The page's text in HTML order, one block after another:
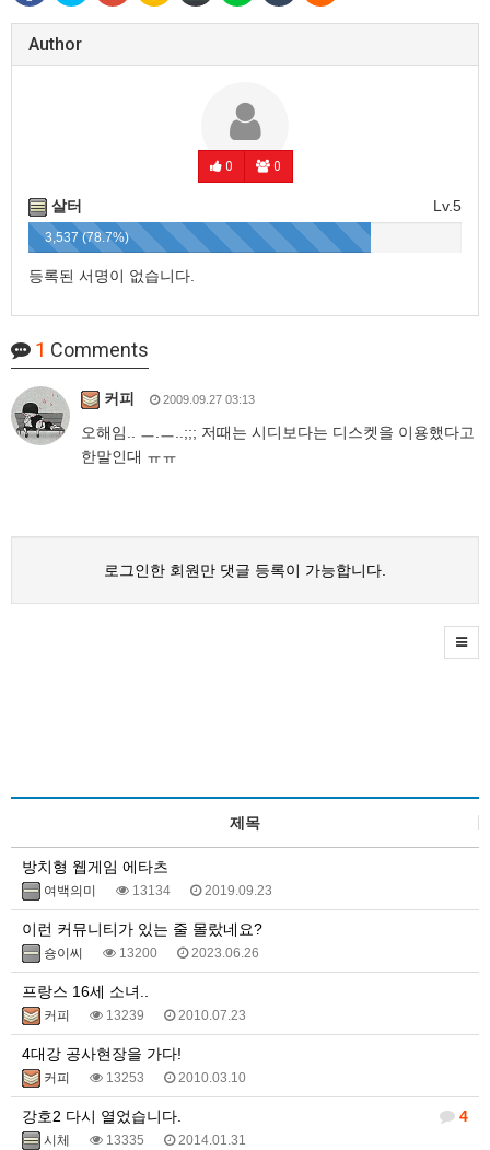
Author
0 0
Lv.5
살터
3,537 (78.7%)
등록된 서명이 없습니다.
1 Comments
커피 2009.09.27 03:13
오해임.. ㅡ.ㅡ..;;; 저때는 시디보다는 디스켓을 이용했다고
한말인대 ㅠㅠ
로그인한 회원만 댓글 등록이 가능합니다.
제목
방치형 웹게임 에타츠
여백의미 13134 2019.09.23
이런 커뮤니티가 있는 줄 몰랐네요?
숑이씨 13200 2023.06.26
프랑스 16세 소녀..
커피 13239 2010.07.23
4대강 공사현장을 가다!
커피 13253 2010.03.10
4
강호2 다시 열었습니다.
시체 13335 2014.01.31